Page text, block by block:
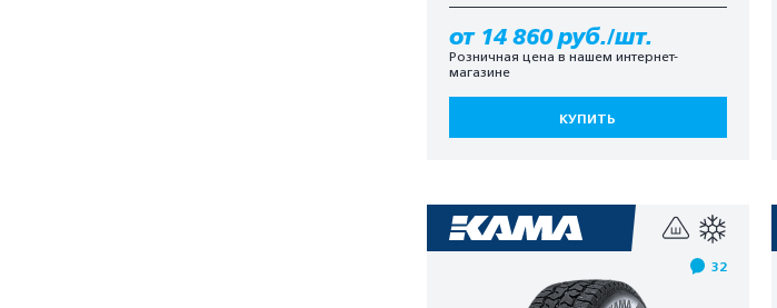
от 14 860 руб./шт.
Розничная цена в нашем интернет-
магазине
КУПИТЬ
32